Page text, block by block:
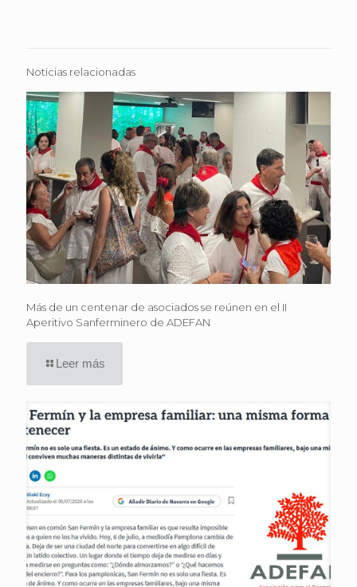
Noticias relacionadas
Más de un centenar de asociados se reúnen en el II
Aperitivo Sanferminero de ADEFAN
Leer más